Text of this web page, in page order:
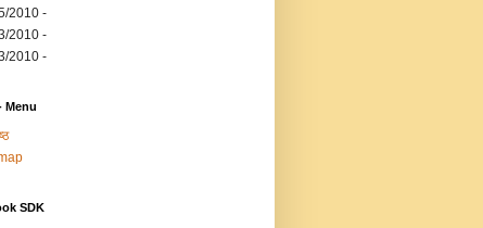
2010 -
2010 -
2010 -
Menu
SDK